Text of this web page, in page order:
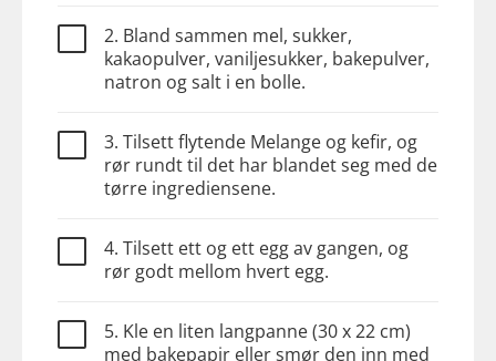
2. Bland sammen mel, sukker,
kakaopulver, vaniljesukker, bakepulver,
natron og salt i en bolle.
3. Tilsett flytende Melange og kefir, og
rør rundt til det har blandet seg med de
tørre ingrediensene.
4. Tilsett ett og ett egg av gangen, og
rør godt mellom hvert egg.
5. Kle en liten langpanne (30 x 22 cm)
med bakepapir eller smør den inn med